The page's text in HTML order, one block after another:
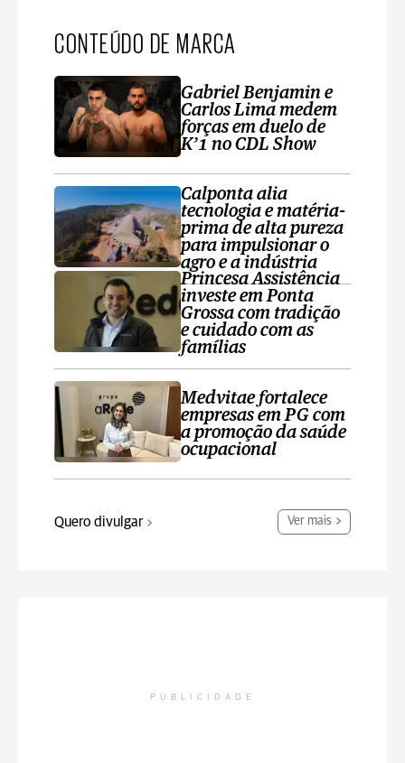
CONTEÚDO DE MARCA
Gabriel Benjamin e
Carlos Lima medem
forças em duelo de
K’1 no CDL Show
Calponta alia
tecnologia e matéria-
prima de alta pureza
para impulsionar o
agro e a indústria
Princesa Assistência
investe em Ponta
Grossa com tradição
e cuidado com as
famílias
Medvitae fortalece
empresas em PG com
a promoção da saúde
ocupacional
Quero divulgar Ver mais
PUBLICIDADE